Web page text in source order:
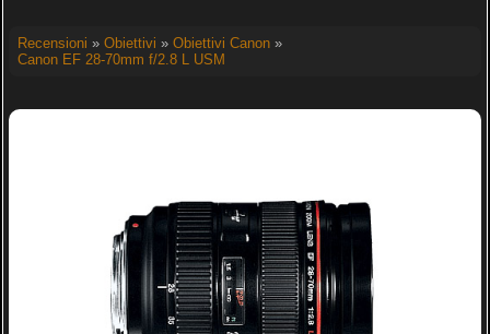
Recensioni » Obiettivi » Obiettivi Canon»
Canon EF 28-70mm f/2.8 L USM